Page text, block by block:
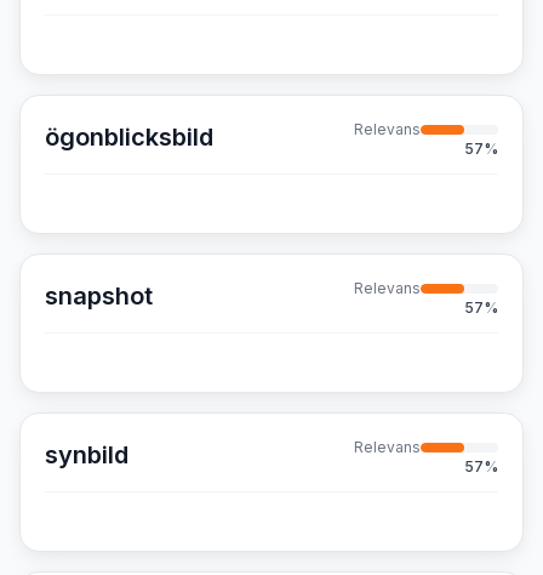
ögonblicksbild
Relevans
57%
snapshot
Relevans
57%
synbild
Relevans
57%